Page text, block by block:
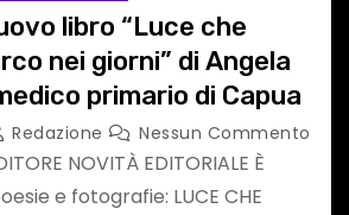
libro “Luce che
nei giorni” di Angela
primario di Capua
Redazione Nessun Commento
NOVITÀ EDITORIALE È
e fotografie: LUCE CHE